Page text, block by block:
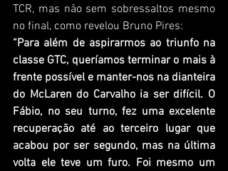
TCR, mas não sem sobressaltos mesmo
no final, como revelou Bruno Pires:
“Para além de aspirarmos ao triunfo na
classe GTC, queríamos terminar o mais à
frente possível e manter-nos na dianteira
do McLaren do Carvalho ia ser difícil. O
Fábio, no seu turno, fez uma excelente
recuperação até ao terceiro lugar que
acabou por ser segundo, mas na última
volta ele teve um furo. Foi mesmo um